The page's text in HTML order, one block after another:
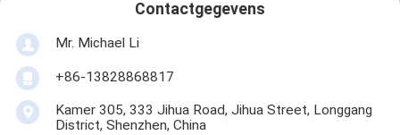
Contactgegevens
Mr. Michael Li
+86-13828868817
Kamer 305, 333 Jihua Road, Jihua Street, Longgang
District, Shenzhen, China